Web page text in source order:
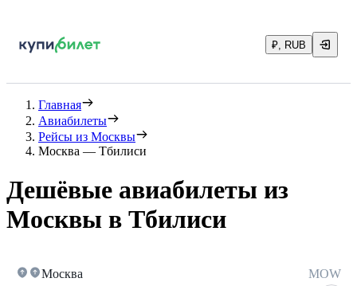
₽, RUB
Главная
Авиабилеты
Рейсы из Москвы
Москва — Тбилиси
Дешёвые авиабилеты из
Москвы в Тбилиси
Москва MOW